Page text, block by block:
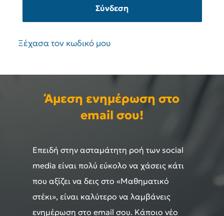
Σύνδεση
Ξέχασα τον κωδικό μου
Άμεση ενημέρωση στο
email σου!
Επειδή στην ασταμάτητη ροή των social
media είναι πολύ εύκολο να χάσεις κάτι
που αξίζει να δεις στο «Μαθηματικό
στέκι», είναι καλύτερο να λαμβάνεις
ενημέρωση στο email σου. Κάποιο νέο